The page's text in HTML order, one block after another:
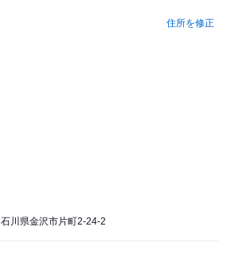
住所を修正
石川県金沢市片町2-24-2